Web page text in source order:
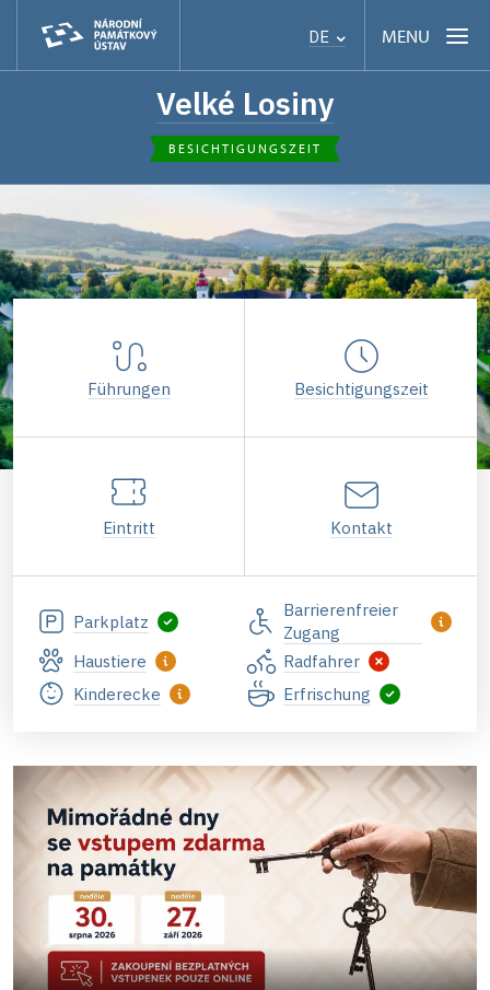
DE MENU
Velké Losiny
BESICHTIGUNGSZEIT
Führungen Besichtigungszeit
Eintritt Kontakt
Parkplatz
Barrierenfreier
Zugang
Haustiere
Radfahrer
Kinderecke
Erfrischung